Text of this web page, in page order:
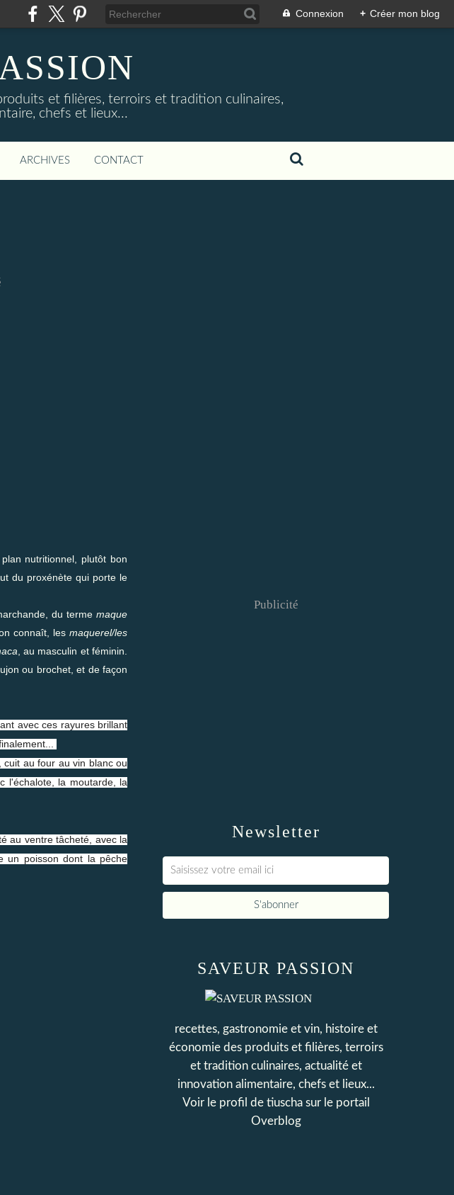
Connexion + Créer mon blog
et filières, terroirs et tradition culinaires,
chefs et lieux...
ARCHIVES CONTACT
nutritionnel, plutôt bon
du proxénète qui porte le
du terme maque
connaît, les maquerel/les
, au masculin et féminin.
ou brochet, et de façon
avec ces rayures brillant
au four au vin blanc ou
l'échalote, la moutarde, la
au ventre tâcheté, avec la
un poisson dont la pêche
Newsletter
Publicité
SAVEUR PASSION
recettes, gastronomie et vin, histoire et
économie des produits et filières, terroirs
et tradition culinaires, actualité et
innovation alimentaire, chefs et lieux...
Voir le profil de tiuschasur le portail
Overblog